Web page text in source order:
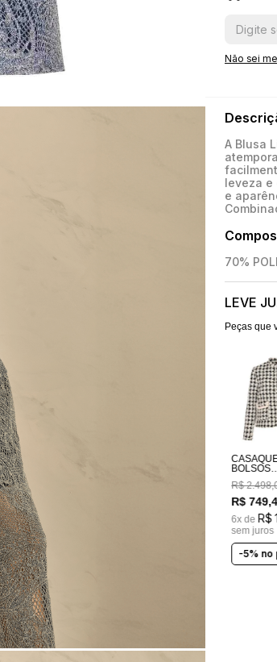
Não sei
A Blusa
leveza e
e
70%
LEVE
Peças que
BOLSOS
R$ 2.498,
R$ 749,
6x de R$
sem juros
-5% no